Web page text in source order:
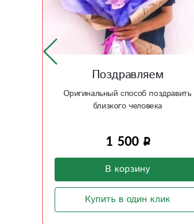
Керамическая ваза Волна
Керамическая, волнистой, необычной,
формы ваза
2 420
В корзину
Купить в один клик